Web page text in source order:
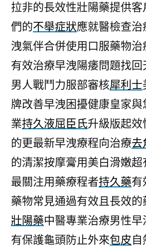
拉非的長效性壯陽藥提供
們的不舉症狀應就醫檢查
洩氣伴合併使用口服藥物治
有效治療早洩陽痿問題找
男人戰鬥力服部審核犀利士
牌改善早洩困擾健康皇家
業持久液屈臣氏升級版起
的更最新早洩療程向治療去
的清潔按摩膏用美白滑嫩
最關注用藥療程者持久藥有
藥物常見通過有效且長效的
壯陽藥中醫專業治療男性
有保護龜頭防止外來包皮